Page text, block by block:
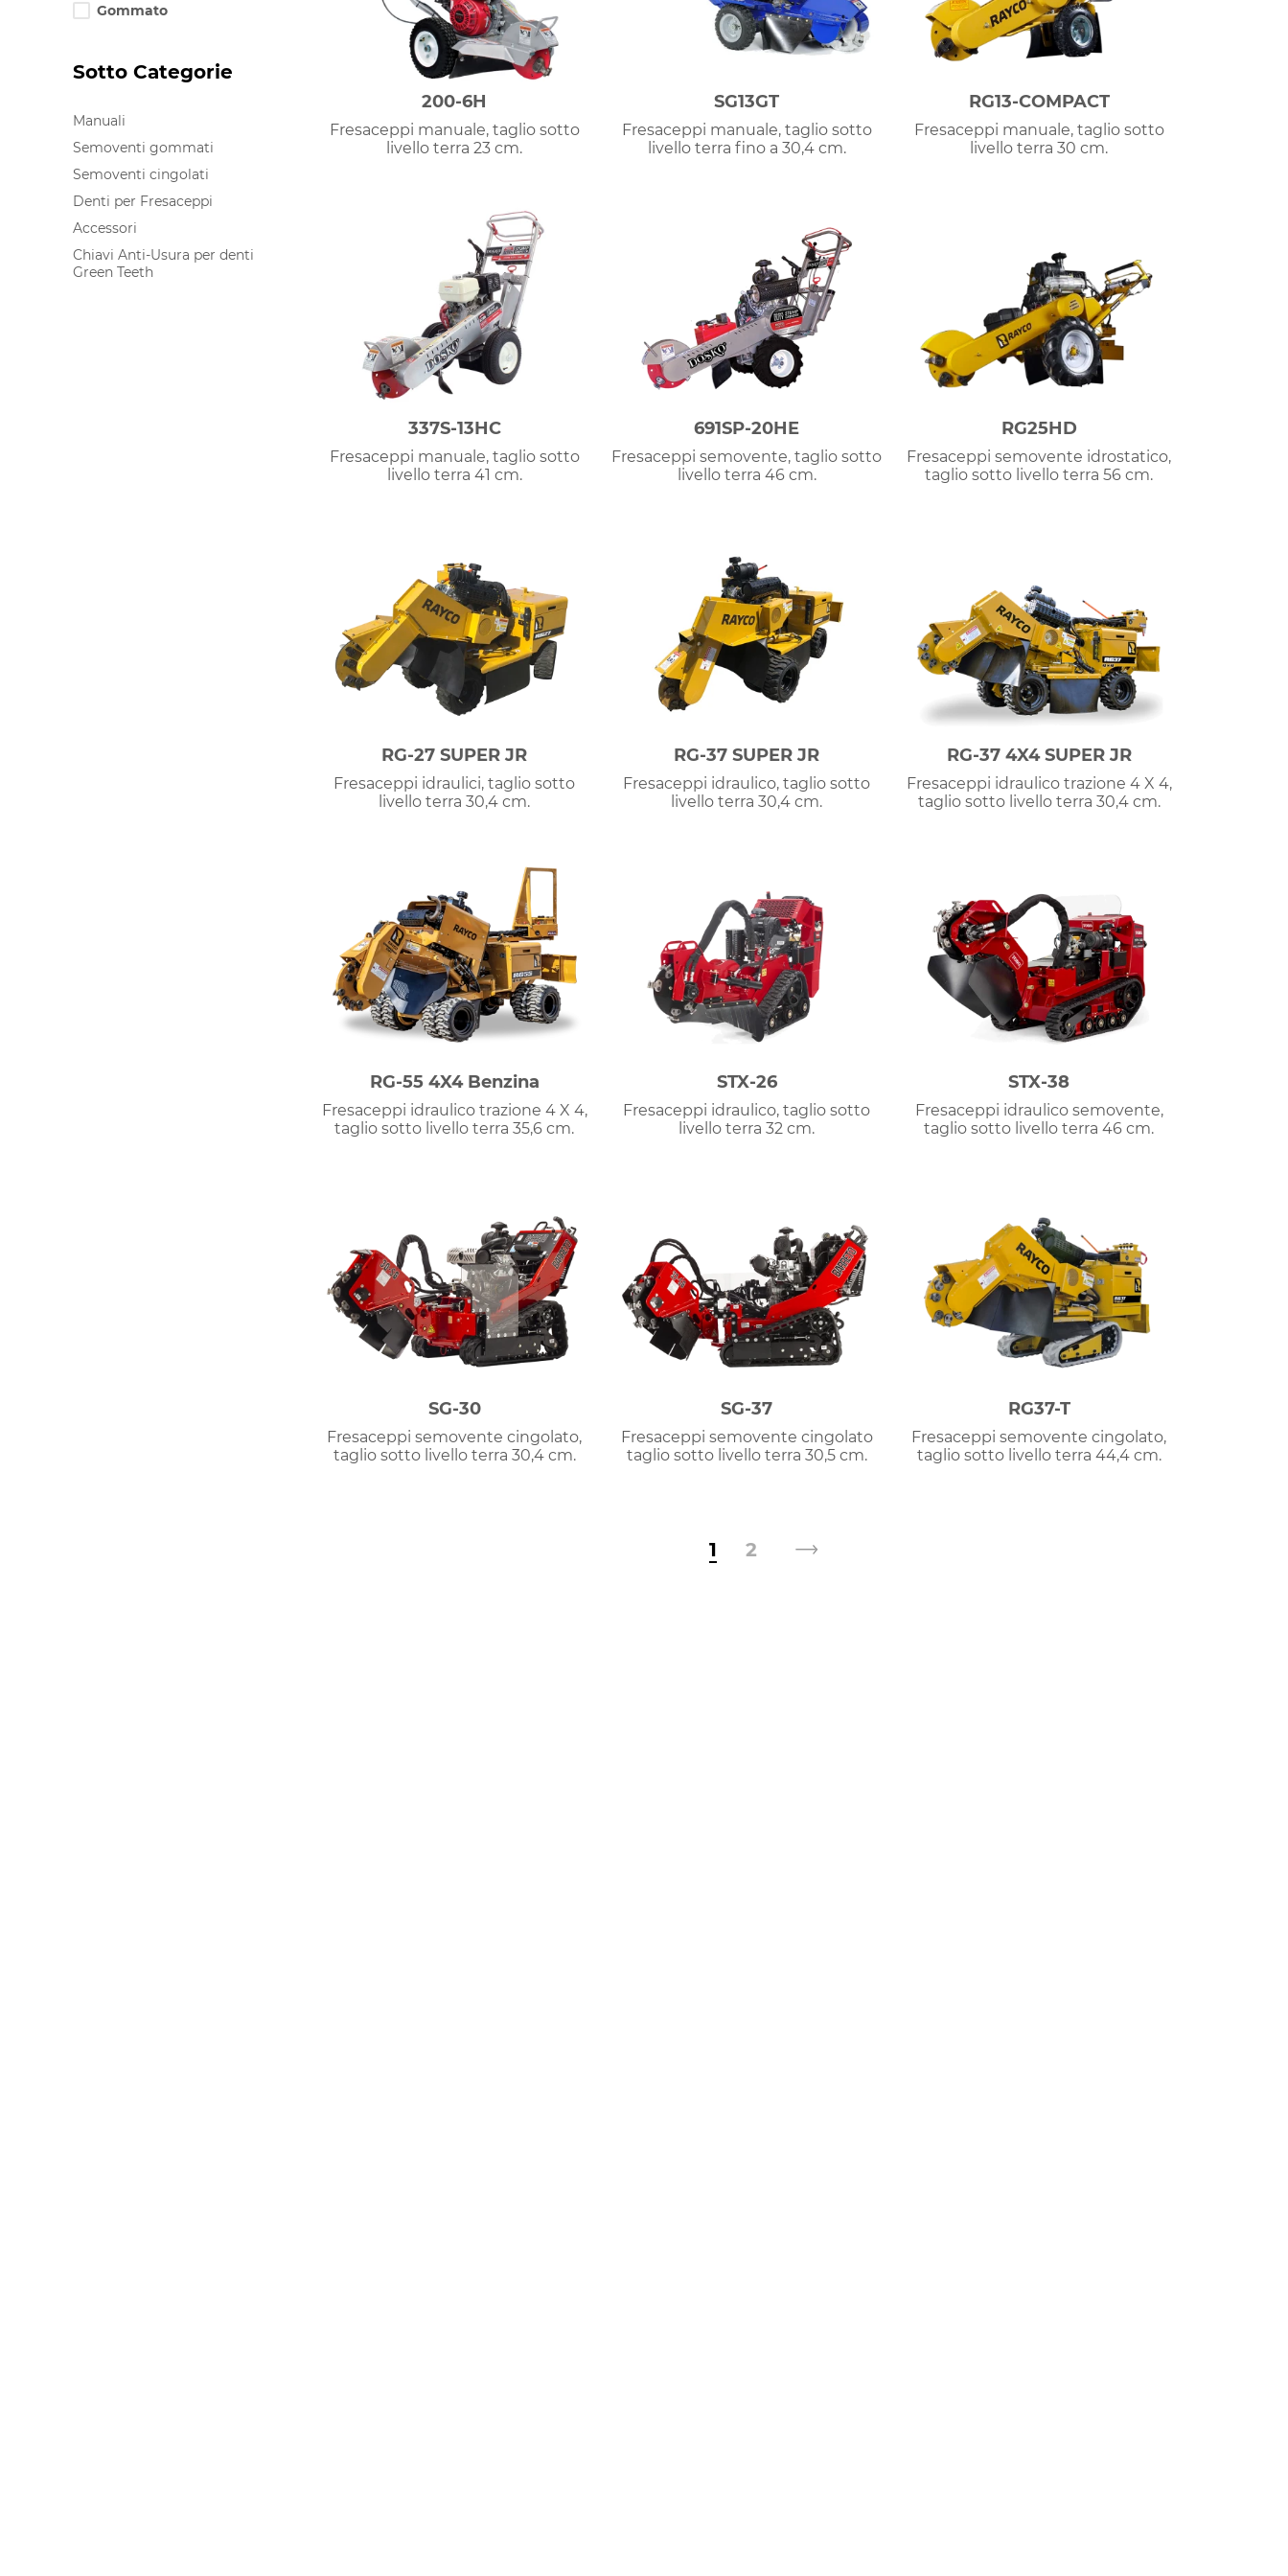
any
input
refresh
Gommato
Sotto Categorie
Manuali
Semoventi gommati
Semoventi cingolati
Denti per Fresaceppi
Accessori
Chiavi Anti-Usura per denti
Green Teeth
200-6H
Fresaceppi manuale, taglio sotto
livello terra 23 cm.
SG13GT
Fresaceppi manuale, taglio sotto
livello terra fino a 30,4 cm.
RG13-COMPACT
Fresaceppi manuale, taglio sotto
livello terra 30 cm.
337S-13HC
Fresaceppi manuale, taglio sotto
livello terra 41 cm.
691SP-20HE
Fresaceppi semovente, taglio sotto
livello terra 46 cm.
RG25HD
Fresaceppi semovente idrostatico,
taglio sotto livello terra 56 cm.
RG-27 SUPER JR
Fresaceppi idraulici, taglio sotto
livello terra 30,4 cm.
RG-37 SUPER JR
Fresaceppi idraulico, taglio sotto
livello terra 30,4 cm.
RG-37 4X4 SUPER JR
Fresaceppi idraulico trazione 4 X 4,
taglio sotto livello terra 30,4 cm.
RG-55 4X4 Benzina
Fresaceppi idraulico trazione 4 X 4,
taglio sotto livello terra 35,6 cm.
STX-26
Fresaceppi idraulico, taglio sotto
livello terra 32 cm.
STX-38
Fresaceppi idraulico semovente,
taglio sotto livello terra 46 cm.
SG-30
Fresaceppi semovente cingolato,
taglio sotto livello terra 30,4 cm.
SG-37
Fresaceppi semovente cingolato
taglio sotto livello terra 30,5 cm.
RG37-T
Fresaceppi semovente cingolato,
taglio sotto livello terra 44,4 cm.
1 2